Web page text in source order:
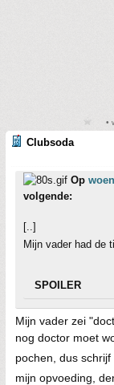
•
Clubsoda
Op
volgende:
[..]
Mijn vader had de
SPOILER
Mijn vader zei
nog doctor moet
pochen, dus
mijn opvoeding,